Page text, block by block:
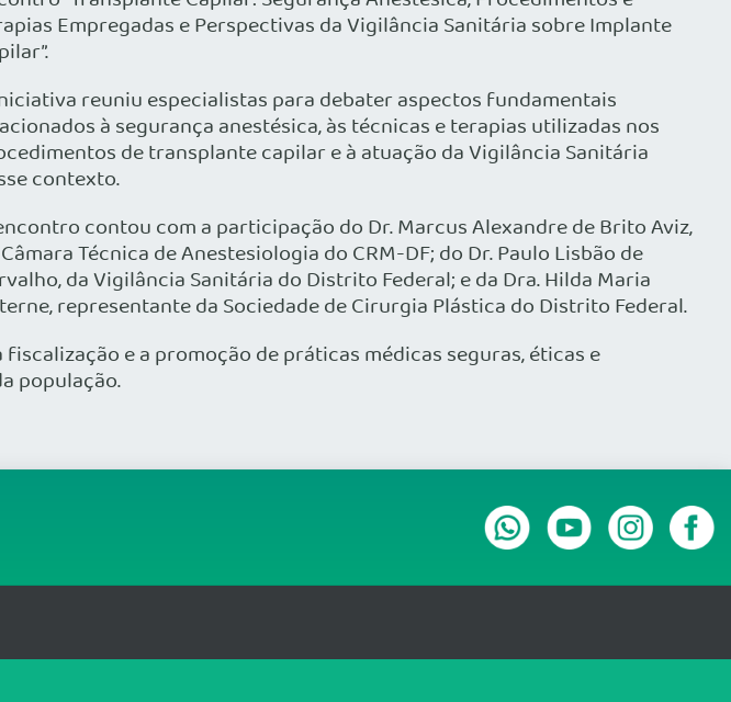
Empregadas e Perspectivas da Vigilância Sanitária sobre Implante
reuniu especialistas para debater aspectos fundamentais
à segurança anestésica, às técnicas e terapias utilizadas nos
de transplante capilar e à atuação da Vigilância Sanitária
contexto.
contou com a participação do Dr. Marcus Alexandre de Brito Aviz,
Técnica de Anestesiologia do CRM-DF; do Dr. Paulo Lisbão de
da Vigilância Sanitária do Distrito Federal; e da Dra. Hilda Maria
representante da Sociedade de Cirurgia Plástica do Distrito Federal.
e a promoção de práticas médicas seguras, éticas e
população.